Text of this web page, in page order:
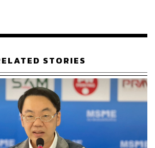
โดยเฉพาะด้านการช้อปปิ้งที่จะช่วยสร้าง
ดภาษีสินค้านำเข้าไลฟ์สไตล์หรู เพื่อเป็น
กท่องเที่ยวให้เดินทางมายังประเทศไทย
ะตุ้นให้เกิดการจับจ่ายใช้สอยต่อคนเพิ่ม
งว่างการเกิดเกรย์มาร์เก็ต (Grey
มโอกาสในการจัดเก็บภาษีของภาครัฐ
STORIES